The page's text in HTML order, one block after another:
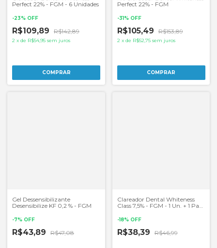
Perfect 22% - FGM - 6 Unidades
-23% OFF
R$109,89 R$142,89
2 x de R$54,95 sem juros
Perfect 22% - FGM
-31% OFF
R$105,49 R$153,89
2 x de R$52,75 sem juros
Gel Dessensibilizante
Desensibilize KF 0,2 % - FGM
-7% OFF
R$43,89 R$47,08
Clareador Dental Whiteness
Class 7,5% - FGM - 1 Un. + 1 Par
-18% OFF
R$38,39 R$46,99